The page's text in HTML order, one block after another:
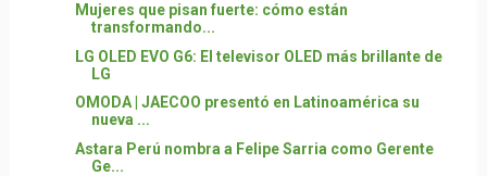
Mujeres que pisan fuerte: cómo están
transformando...
LG OLED EVO G6: El televisor OLED más brillante de
LG
OMODA | JAECOO presentó en Latinoamérica su
nueva ...
Astara Perú nombra a Felipe Sarria como Gerente
Ge...